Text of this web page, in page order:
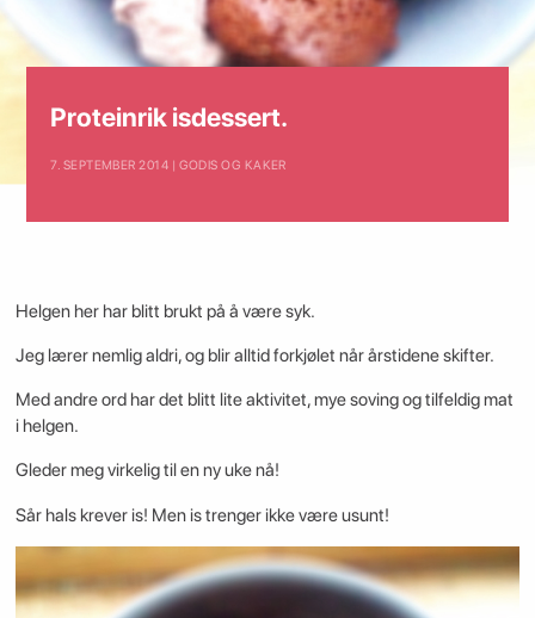
Proteinrik isdessert.
7. SEPTEMBER 2014 | GODIS OG KAKER
Helgen her har blitt brukt på å være syk.
Jeg lærer nemlig aldri, og blir alltid forkjølet når årstidene skifter.
Med andre ord har det blitt lite aktivitet, mye soving og tilfeldig mat
i helgen.
Gleder meg virkelig til en ny uke nå!
Sår hals krever is! Men is trenger ikke være usunt!